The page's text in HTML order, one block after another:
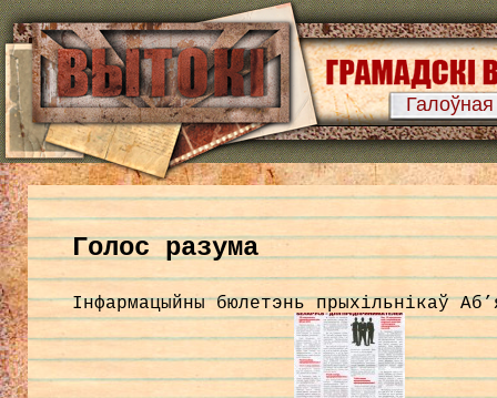
Галоўная
Голос разума
Інфармацыйны бюлетэнь прыхільнікаў